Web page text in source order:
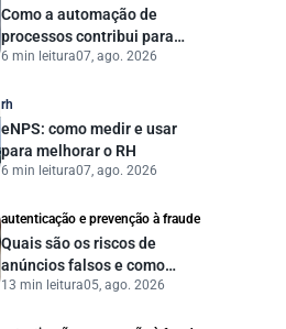
Como a automação de
processos contribui para
uma gestão pública mais
6 min leitura07, ago. 2026
rh
eNPS: como medir e usar
para melhorar o RH
6 min leitura07, ago. 2026
autenticação e prevenção à fraude
Quais são os riscos de
anúncios falsos e como
proteger seu negócio?
13 min leitura05, ago. 2026